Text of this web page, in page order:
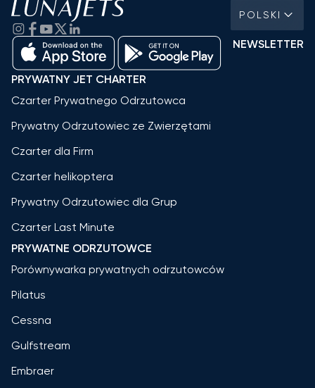
POLSKI
NEWSLETTER
PRYWATNY JET CHARTER
Czarter Prywatnego Odrzutowca
Prywatny Odrzutowiec ze Zwierzętami
Czarter dla Firm
Czarter helikoptera
Prywatny Odrzutowiec dla Grup
Czarter Last Minute
PRYWATNE ODRZUTOWCE
Porównywarka prywatnych odrzutowców
Pilatus
Cessna
Gulfstream
Embraer